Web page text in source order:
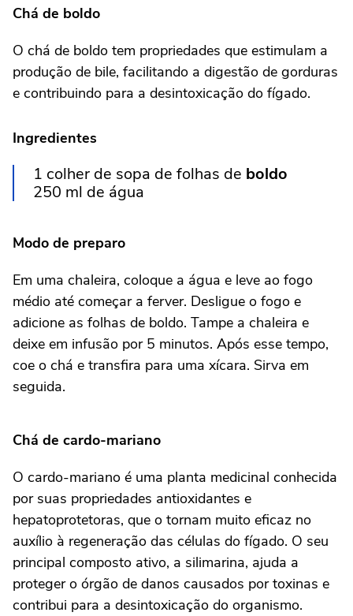
Chá de boldo
O chá de boldo tem propriedades que estimulam a
produção de bile, facilitando a digestão de gorduras
e contribuindo para a desintoxicação do fígado.
Ingredientes
1 colher de sopa de folhas de boldo
250 ml de água
Modo de preparo
Em uma chaleira, coloque a água e leve ao fogo
médio até começar a ferver. Desligue o fogo e
adicione as folhas de boldo. Tampe a chaleira e
deixe em infusão por 5 minutos. Após esse tempo,
coe o chá e transfira para uma xícara. Sirva em
seguida.
Chá de cardo-mariano
O cardo-mariano é uma planta medicinal conhecida
por suas propriedades antioxidantes e
hepatoprotetoras, que o tornam muito eficaz no
auxílio à regeneração das células do fígado. O seu
principal composto ativo, a silimarina, ajuda a
proteger o órgão de danos causados por toxinas e
contribui para a desintoxicação do organismo.